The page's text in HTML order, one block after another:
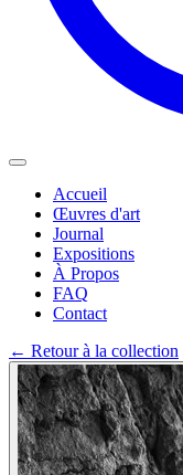
Accueil
Œuvres d'art
Journal
Expositions
À Propos
FAQ
Contact
← Retour à la collection